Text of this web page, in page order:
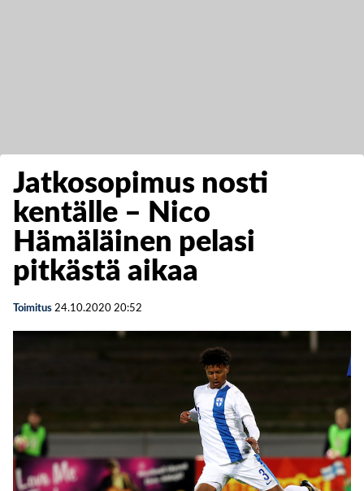
Jatkosopimus nosti
kentälle – Nico
Hämäläinen pelasi
pitkästä aikaa
Toimitus 24.10.2020 20:52